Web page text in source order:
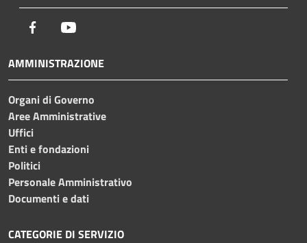
Facebook
AMMINISTRAZIONE
Organi di Governo
Aree Amministrative
Uffici
Enti e fondazioni
Politici
Personale Amministrativo
Documenti e dati
CATEGORIE DI SERVIZIO